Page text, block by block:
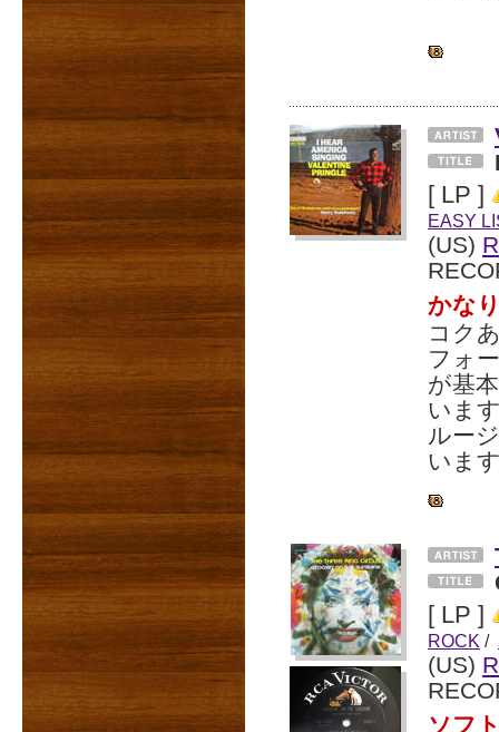
[ LP ]
EASY
(US)
かな
コク
フォ
が基
いま
ルー
いま
[ LP ]
ROCK /
(US)
ソフ